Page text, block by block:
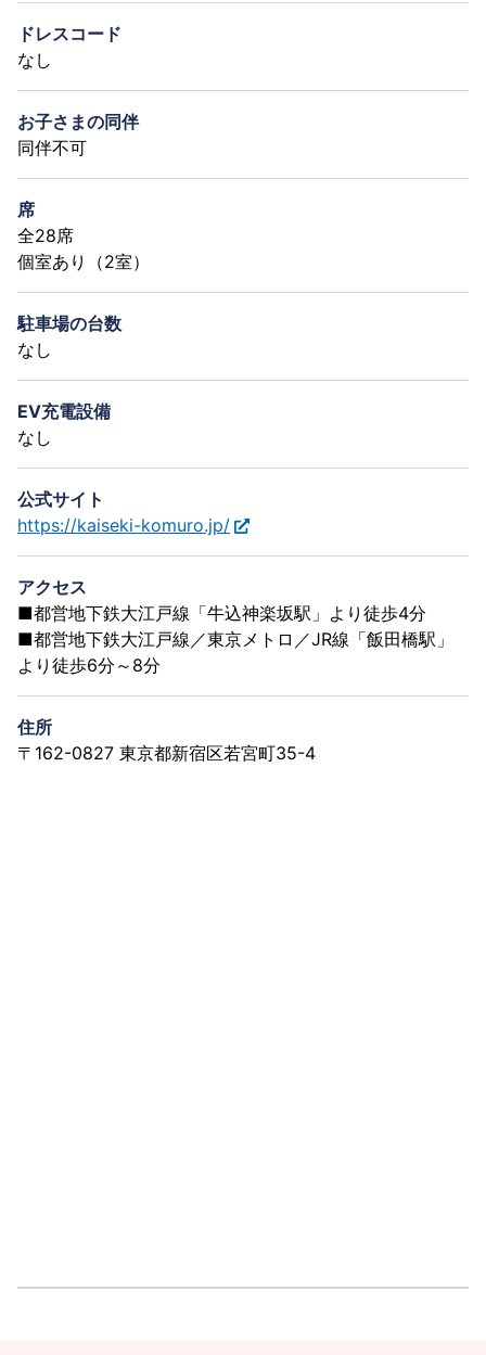
ドレスコード
なし
お子さまの同伴
同伴不可
席
全28席
個室あり（2室）
駐車場の台数
なし
EV充電設備
なし
公式サイト
https://kaiseki-komuro.jp/
アクセス
■都営地下鉄大江戸線「牛込神楽坂駅」より徒歩4分
■都営地下鉄大江戸線／東京メトロ／JR線「飯田橋駅」
より徒歩6分～8分
住所
〒162-0827 東京都新宿区若宮町35-4